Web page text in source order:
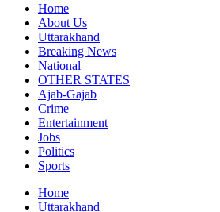
Home
About Us
Uttarakhand
Breaking News
National
OTHER STATES
Ajab-Gajab
Crime
Entertainment
Jobs
Politics
Sports
Home
Uttarakhand